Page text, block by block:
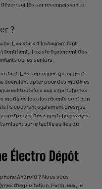
par reconnaissance
?
Les stars d'Instagram font
Il existe également des
ou les seniors.
Les personnes qui aiment
devraient opter pour des modèles
est toutefois aux smartphones
modèles les plus récents sont non
ils couvrent également presque
trouver des smartphones avec
misent sur le tactile au lieu du
Électro Dépôt
Android ? Nous vous
d’exploitation. Parmi eux, le